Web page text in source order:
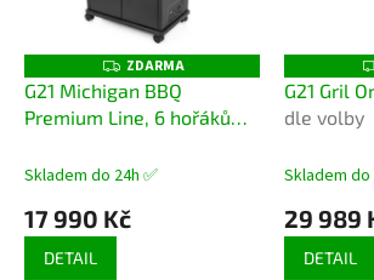
Z
D
A
R
ZDARMA
G21 Michigan BBQ
Premium Line, 6 hořáků
redukční ventil
Skladem do 24h ✅
17 990 Kč
DETAIL
G21 Gril
dle volby
Skladem do
29 989
DETAIL